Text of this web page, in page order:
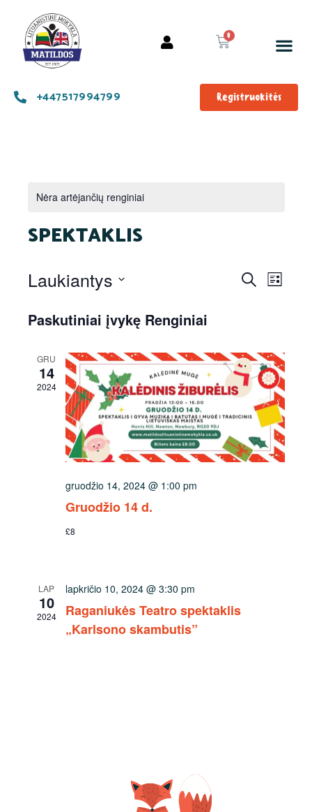
+447517994799 Registruokitės
Nėra artėjančių renginiai
SPEKTAKLIS
PaieškaSąrašas
Laukiantys
datą
Paskutiniai įvykę Renginiai
GRU
14
2024
gruodžio 14, 2024 @ 1:00 pm
Gruodžio 14 d.
£8
LAP
10
2024
lapkričio 10, 2024 @ 3:30 pm
Raganiukės Teatro spektaklis
„Karlsono skambutis”